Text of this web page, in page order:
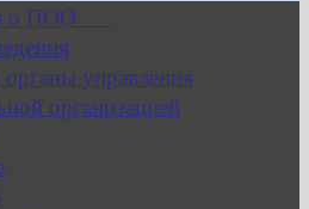
о ПОО
управления
организацией